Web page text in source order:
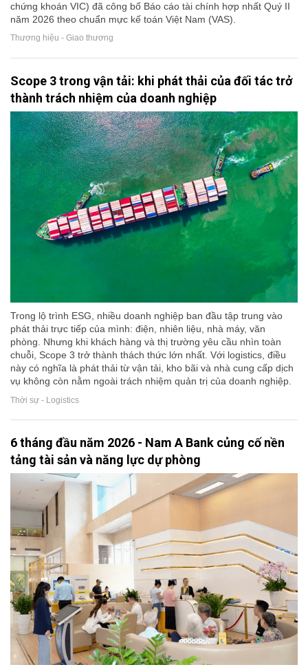
chứng khoán VIC) đã công bố Báo cáo tài chính hợp nhất Quý II
năm 2026 theo chuẩn mực kế toán Việt Nam (VAS).
Thương hiệu - Giao thương
Scope 3 trong vận tải: khi phát thải của đối tác trở
thành trách nhiệm của doanh nghiệp
Trong lộ trình ESG, nhiều doanh nghiệp ban đầu tập trung vào
phát thải trực tiếp của mình: điện, nhiên liệu, nhà máy, văn
phòng. Nhưng khi khách hàng và thị trường yêu cầu nhìn toàn
chuỗi, Scope 3 trở thành thách thức lớn nhất. Với logistics, điều
này có nghĩa là phát thải từ vận tải, kho bãi và nhà cung cấp dịch
vụ không còn nằm ngoài trách nhiệm quản trị của doanh nghiệp.
Thời sự - Logistics
6 tháng đầu năm 2026 - Nam A Bank củng cố nền
tảng tài sản và năng lực dự phòng